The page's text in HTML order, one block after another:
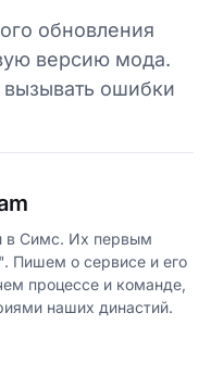
обновления
версию мода.
ошибки
в Симс. Их первым
Пишем о сервисе и его
процессе и команде,
наших династий.